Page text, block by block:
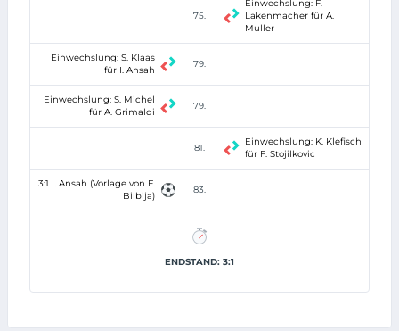
75.
Einwechslung: F.
Lakenmacher für A.
Muller
Einwechslung: S. Klaas
für I. Ansah
79.
Einwechslung: S. Michel
für A. Grimaldi
79.
81.
Einwechslung: K. Klefisch
für F. Stojilkovic
3:1 I. Ansah (Vorlage von F.
Bilbija)
83.
ENDSTAND: 3:1